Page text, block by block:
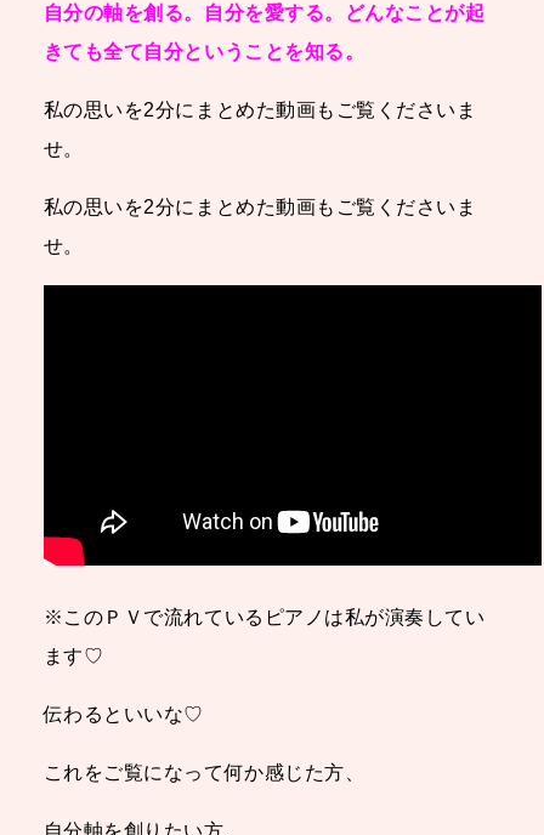
自分の軸を創る。自分を愛する。どんなことが起
きても全て自分ということを知る。
私の思いを2分にまとめた動画もご覧くださいま
せ。
私の思いを2分にまとめた動画もご覧くださいま
せ。
※このＰＶで流れているピアノは私が演奏してい
ます♡
伝わるといいな♡
これをご覧になって何か感じた方、
自分軸を創りたい方、